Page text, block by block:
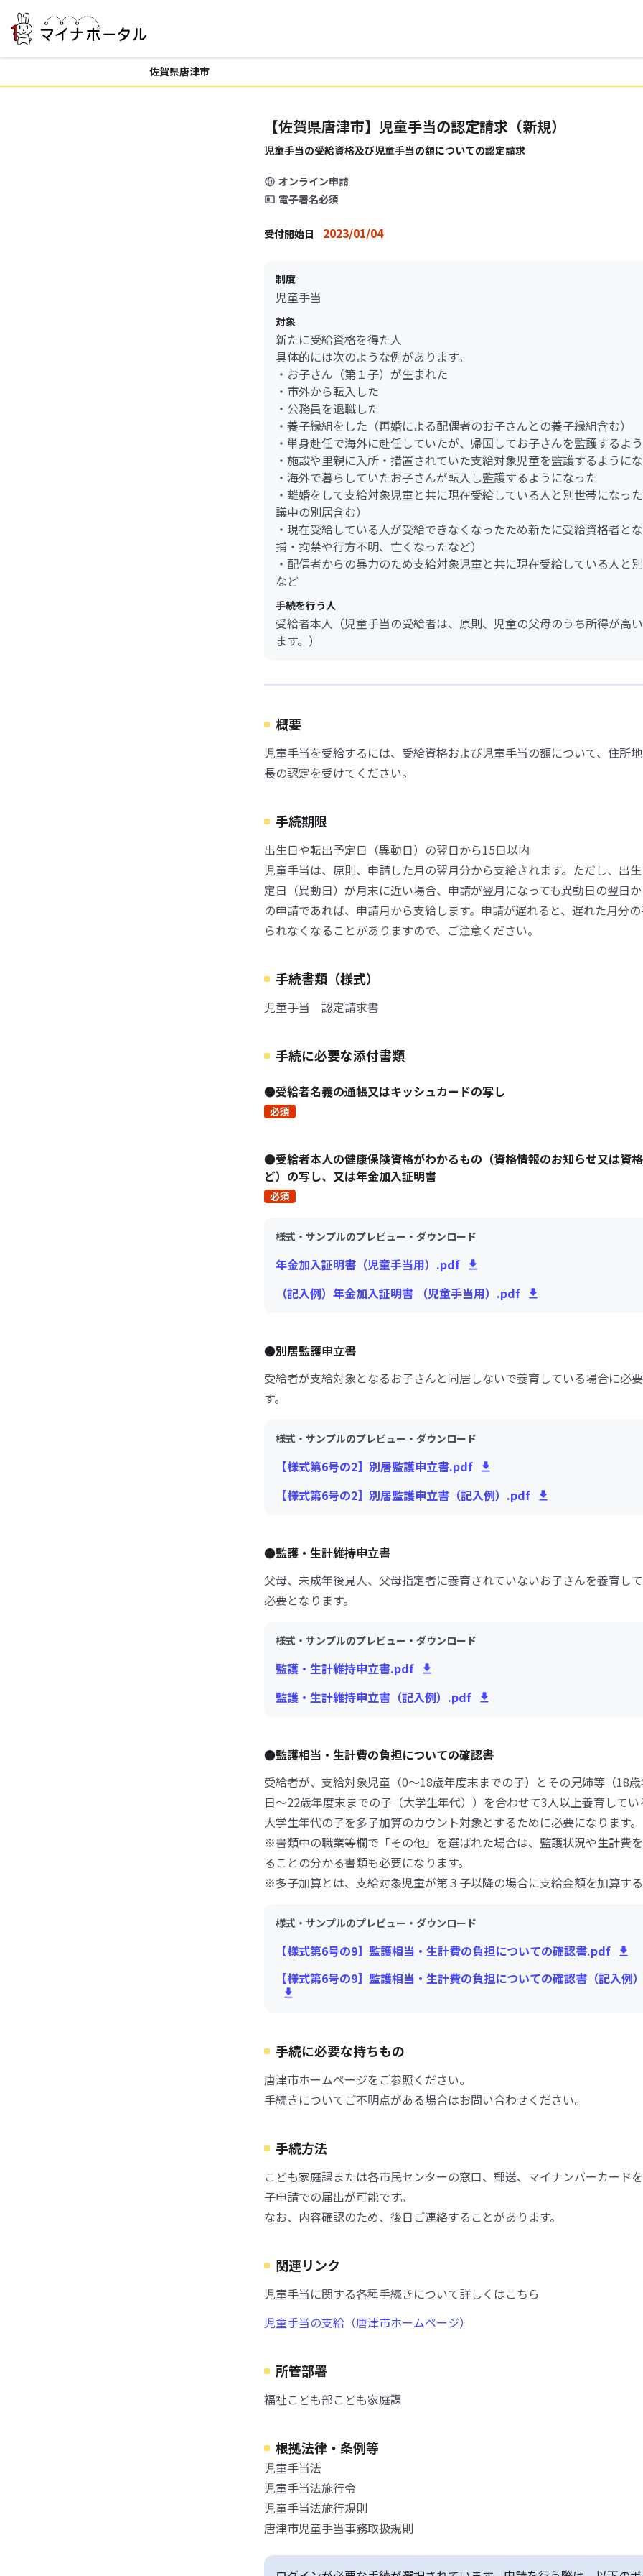
佐賀県唐津市
【佐賀県唐津市】児童手当の認定請求（新規）
児童手当の受給資格及び児童手当の額についての認定請求
オンライン申請
電子署名必須
受付開始日 2023/01/04
制度
児童手当
対象
新たに受給資格を得た人
具体的には次のような例があります。
・お子さん（第１子）が生まれた
・市外から転入した
・公務員を退職した
・養子縁組をした（再婚による配偶者のお子さんとの養子縁組含む）
・単身赴任で海外に赴任していたが、帰国してお子さんを監護するよ
・施設や里親に入所・措置されていた支給対象児童を監護するように
・海外で暮らしていたお子さんが転入し監護するようになった
・離婚をして支給対象児童と共に現在受給している人と別世帯になっ
議中の別居含む）
・現在受給している人が受給できなくなったため新たに受給資格者と
捕・拘禁や行方不明、亡くなったなど）
・配偶者からの暴力のため支給対象児童と共に現在受給している人と
など
手続を行う人
受給者本人（児童手当の受給者は、原則、児童の父母のうち所得が高
ます。）
概要
児童手当を受給するには、受給資格および児童手当の額について、住所
長の認定を受けてください。
手続期限
出生日や転出予定日（異動日）の翌日から15日以内
児童手当は、原則、申請した月の翌月分から支給されます。ただし、出
定日（異動日）が月末に近い場合、申請が翌月になっても異動日の翌日
の申請であれば、申請月から支給します。申請が遅れると、遅れた月分
られなくなることがありますので、ご注意ください。
手続書類（様式）
児童手当 認定請求書
手続に必要な添付書類
●受給者名義の通帳又はキッシュカードの写し
必須
●受給者本人の健康保険資格がわかるもの（資格情報のお知らせ又は資
ど）の写し、又は年金加入証明書
必須
様式・サンプルのプレビュー・ダウンロード
年金加入証明書（児童手当用）.pdf
（記入例）年金加入証明書 （児童手当用）.pdf
●別居監護申立書
受給者が支給対象となるお子さんと同居しないで養育している場合に必
す。
様式・サンプルのプレビュー・ダウンロード
【様式第6号の2】別居監護申立書.pdf
【様式第6号の2】別居監護申立書（記入例）.pdf
●監護・生計維持申立書
父母、未成年後見人、父母指定者に養育されていないお子さんを養育し
必要となります。
様式・サンプルのプレビュー・ダウンロード
監護・生計維持申立書.pdf
監護・生計維持申立書（記入例）.pdf
●監護相当・生計費の負担についての確認書
受給者が、支給対象児童（0～18歳年度末までの子）とその兄姉等（18
日～22歳年度末までの子（大学生年代））を合わせて3人以上養育して
大学生年代の子を多子加算のカウント対象とするために必要になります。
※書類中の職業等欄で「その他」を選ばれた場合は、監護状況や生計費
ることの分かる書類も必要になります。
※多子加算とは、支給対象児童が第３子以降の場合に支給金額を加算す
様式・サンプルのプレビュー・ダウンロード
【様式第6号の9】監護相当・生計費の負担についての確認書.pdf
【様式第6号の9】監護相当・生計費の負担についての確認書（記入例
手続に必要な持ちもの
唐津市ホームページをご参照ください。
手続きについてご不明点がある場合はお問い合わせください。
手続方法
こども家庭課または各市民センターの窓口、郵送、マイナンバーカード
子申請での届出が可能です。
なお、内容確認のため、後日ご連絡することがあります。
関連リンク
児童手当に関する各種手続きについて詳しくはこちら
児童手当の支給（唐津市ホームページ）
所管部署
福祉こども部こども家庭課
根拠法律・条例等
児童手当法
児童手当法施行令
児童手当法施行規則
唐津市児童手当事務取扱規則